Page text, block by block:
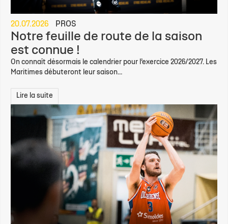
20.07.2026 PROS
Notre feuille de route de la saison
est connue !
On connaît désormais le calendrier pour l’exercice 2026/2027. Les
Maritimes débuteront leur saison...
Lire la suite